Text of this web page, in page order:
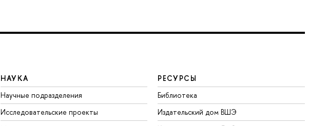
НАУКА
Научные подразделения
Исследовательские проекты
РЕСУРСЫ
Библиотека
Издательский дом ВШЭ